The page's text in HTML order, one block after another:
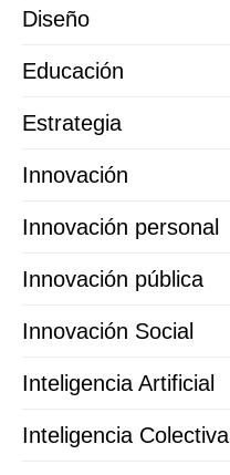
Diseño
Educación
Estrategia
Innovación
Innovación personal
Innovación pública
Innovación Social
Inteligencia Artificial
Inteligencia Colectiva